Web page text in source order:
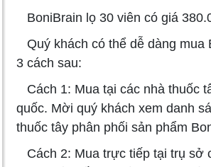
BoniBrain lọ 30 viên có giá
Quý khách có thể dễ dàng mua
3 cách sau:
Cách 1: Mua tại các nhà thuốc
quốc. Mời quý khách xem danh
thuốc tây phân phối sản phẩm
Cách 2: Mua trực tiếp tại trụ sở